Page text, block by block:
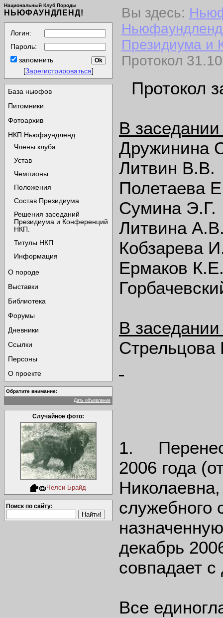
Национальный Клуб Породы
НЬЮФАУНДЛЕНД!
Логин:
Пароль:
запомнить
[Зарегистрироваться]
База ньюфов
Питомники
Фотоархив
НКП Ньюфаундленд
Члены клуба
Устав
Чемпионы
Положения
Состав Президиума
Решения заседаний
Президиума и Конференций
НКП.
Титулы НКП
Информация
О породе
Выставки
Библиотека
Форумы
Дневники
Ссылки
Персоны
О проекте
Обратите внимание:
Дать объявление
Случайное фото:
Челси Брайд
Поиск по сайту:
Вы здесь:
Ньюфаундленд
Президиума и
Протокол
Протокол
В
Дружинина
Литвин В.В.
Полетаева
Сумина Э.Г.
Литвина
Кобзарева
Ермаков
В
1.
2006 года
служебного
декабрь
совпадает
Все